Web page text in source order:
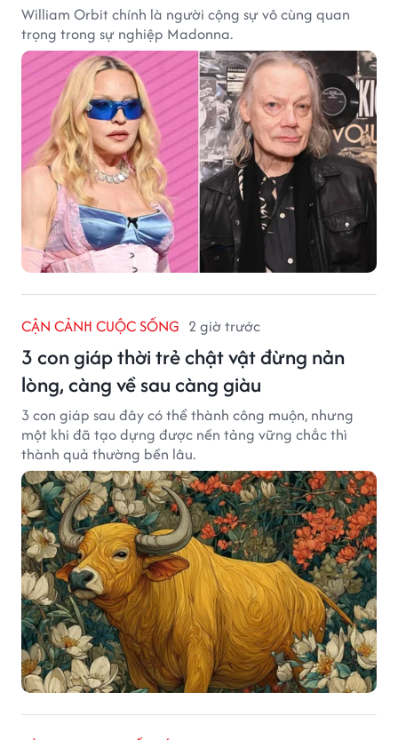
William Orbit chính là người cộng sự vô cùng quan
trọng trong sự nghiệp Madonna.
CẬN CẢNH CUỘC SỐNG 2 giờ trước
3 con giáp thời trẻ chật vật đừng nản
lòng, càng về sau càng giàu
3 con giáp sau đây có thể thành công muộn, nhưng
một khi đã tạo dựng được nền tảng vững chắc thì
thành quả thường bền lâu.